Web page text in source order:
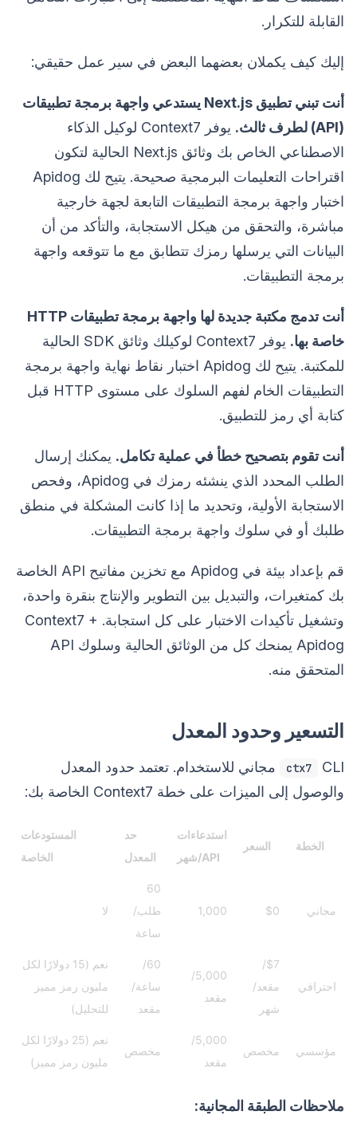
القابلة للتكرار.
إليك كيف يكملان بعضهما البعض في سير عمل حقيقي:
أنت تبني تطبيق Next.js يستدعي واجهة برمجة تطبيقات
(API) لطرف ثالث.
يوفر Context7 لوكيل الذكاء
الاصطناعي الخاص بك وثائق Next.js الحالية لتكون
اقتراحات التعليمات البرمجية صحيحة. يتيح لك Apidog
اختبار واجهة برمجة التطبيقات التابعة لجهة خارجية
مباشرة، والتحقق من هيكل الاستجابة، والتأكد من أن
البيانات التي يرسلها رمزك تتطابق مع ما تتوقعه واجهة
برمجة التطبيقات.
أنت تدمج مكتبة جديدة لها واجهة برمجة تطبيقات HTTP
خاصة بها.
يوفر Context7 لوكيلك وثائق SDK الحالية
للمكتبة. يتيح لك Apidog اختبار نقاط نهاية واجهة برمجة
التطبيقات الخام لفهم السلوك على مستوى HTTP قبل
كتابة أي رمز للتطبيق.
أنت تقوم بتصحيح خطأ في عملية تكامل. يمكنك إرسال
الطلب المحدد الذي ينشئه رمزك في Apidog، وفحص
الاستجابة الأولية، وتحديد ما إذا كانت المشكلة في منطق
طلبك أو في سلوك واجهة برمجة التطبيقات.
قم بإعداد بيئة في Apidog مع تخزين مفاتيح API الخاصة
بك كمتغيرات، والتبديل بين التطوير والإنتاج بنقرة واحدة،
وتشغيل تأكيدات الاختبار على كل استجابة. Context7 +
Apidog يمنحك كل من الوثائق الحالية وسلوك API
المتحقق منه.
التسعير وحدود المعدل
ctx7
CLI مجاني للاستخدام. تعتمد حدود المعدل
والوصول إلى الميزات على خطة Context7 الخاصة بك:
الخطة السعر
استدعاءات
API/شهر
حد
المعدل
المستودعات
الخاصة
مجاني $0
1,000
60
طلب/
ساعة
لا
احترافي
$7/
مقعد/
شهر
5,000/
مقعد
60/
ساعة/
مقعد
نعم (15 دولارًا لكل
مليون رمز مميز
للتحليل)
مؤسسي مخصص
5,000/
مقعد
مخصص
نعم (25 دولارًا لكل
مليون رمز مميز)
ملاحظات الطبقة المجانية: